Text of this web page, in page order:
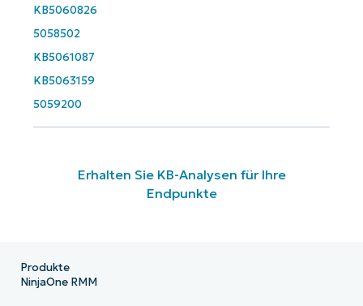
KB5060826
5058502
KB5061087
KB5063159
5059200
Erhalten Sie KB-Analysen für Ihre
Endpunkte
Produkte
NinjaOne RMM